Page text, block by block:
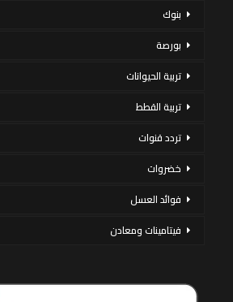
بنوك
بورصة
تربية الحيوانات
تربية القطط
تردد قنوات
خضروات
فوائد العسل
فيتامينات ومعادن